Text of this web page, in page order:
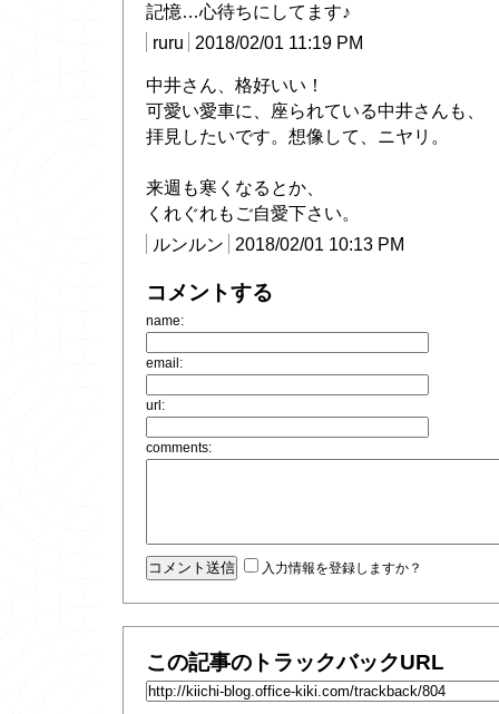
記憶…心待ちにしてます♪
ruru
2018/02/01 11:19 PM
中井さん、格好いい！
可愛い愛車に、座られている中井さんも、
拝見したいです。想像して、ニヤリ。
来週も寒くなるとか、
くれぐれもご自愛下さい。
ルンルン
2018/02/01 10:13 PM
コメントする
name:
email:
url:
comments:
入力情報を登録しますか？
この記事のトラックバックURL